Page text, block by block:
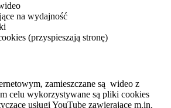
na wydajność
(przyspieszają stronę)
zamieszczane są wideo z
celu wykorzystywane są pliki cookies
usługi YouTube zawierające m.in.